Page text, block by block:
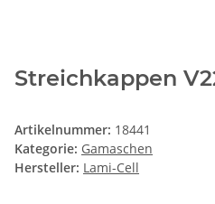
Streichkappen
Artikelnummer: 18441
Kategorie: Gamaschen
Hersteller: Lami-Cell